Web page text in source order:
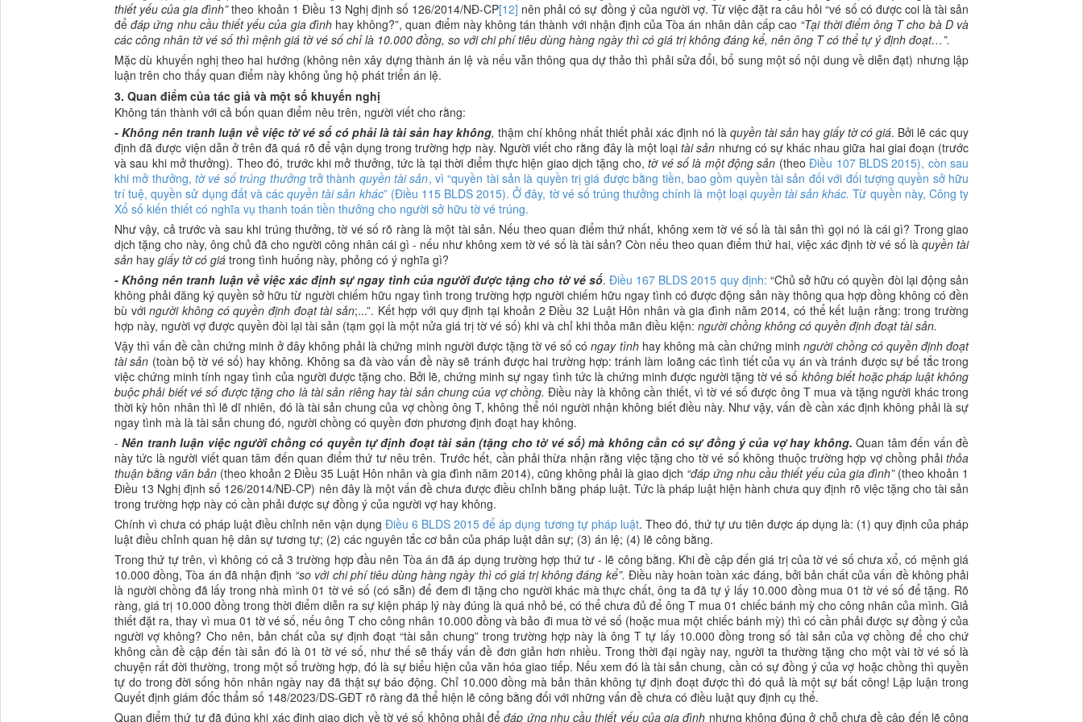
thiết yếu của gia đình”theo khoản 1 Điều 13 Nghị định số 126/2014/NĐ-CP[12] nên phải có sự đồng ý của người vợ. Từ việc đặt ra câu hỏi “vé số có được coi là tài sản
đểđáp ứng nhu cầu thiết yếu của gia đìnhhay không?”, quan điểm này không tán thành với nhận định của Tòa án nhân dân cấp cao “Tại thời điểm ông T cho bà D và
các công nhân tờ vé số thì mệnh giá tờ vé số chỉ là 10.000 đồng, so với chi phí tiêu dùng hàng ngày thì có giá trị không đáng kể, nên ông T có thể tự ý định đoạt…”.
Mặc dù khuyến nghị theo hai hướng (không nên xây dựng thành án lệ và nếu vẫn thông qua dự thảo thì phải sửa đổi, bổ sung một số nội dung về diễn đạt) nhưng lập
luận trên cho thấy quan điểm này không ủng hộ phát triển án lệ.
3. Quan điểm của tác giả và một số khuyến nghị
Không tán thành với cả bốn quan điểm nêu trên, người viết cho rằng:
- Không nên tranh luận về việc tờ vé số có phải là tài sản hay không, thậm chí không nhất thiết phải xác định nó là quyền tài sản hay giấy tờ có giá. Bởi lẽ các quy
định đã được viện dẫn ở trên đã quá rõ để vận dụng trong trường hợp này. Người viết cho rằng đây là một loạitài sản nhưng có sự khác nhau giữa hai giai đoạn (trước
và sau khi mở thưởng). Theo đó, trước khi mở thưởng, tức là tại thời điểm thực hiện giao dịch tặng cho,tờ vé số là một động sản (theoĐiều 107 BLDS 2015), còn sau
khi mở thưởng,tờ vé số trúng thưởngtrở thành quyền tài sản, vì “quyền tài sản là quyền trị giá được bằng tiền, bao gồm quyền tài sản đối với đối tượng quyền sở hữu
trí tuệ, quyền sử dụng đất và cácquyền tài sản khác” (Điều 115 BLDS 2015). Ở đây, tờ vé số trúng thưởng chính là một loại quyền tài sản khác.Từ quyền này, Công ty
Xổ số kiến thiết có nghĩa vụ thanh toán tiền thưởng cho người sở hữu tờ vé trúng.
Như vậy, cả trước và sau khi trúng thưởng, tờ vé số rõ ràng là một tài sản. Nếu theo quan điểm thứ nhất, không xem tờ vé số là tài sản thì gọi nó là cái gì? Trong giao
dịch tặng cho này, ông chủ đã cho người công nhân cái gì - nếu như không xem tờ vé số là tài sản? Còn nếu theo quan điểm thứ hai, việc xác định tờ vé số là quyền tài
sản hay giấy tờ có giá trong tình huống này, phỏng có ý nghĩa gì?
- Không nên tranh luận về việc xác định sự ngay tình của người được tặng cho tờ vé số. Điều 167 BLDS 2015 quy định: “Chủ sở hữu có quyền đòi lại động sản
không phải đăng ký quyền sở hữu từ người chiếm hữu ngay tình trong trường hợp người chiếm hữu ngay tình có được động sản này thông qua hợp đồng không có đền
bù vớingười không có quyền định đoạt tài sản;...”. Kết hợp với quy định tại khoản 2 Điều 32 Luật Hôn nhân và gia đình năm 2014, có thể kết luận rằng: trong trường
hợp này, người vợ được quyền đòi lại tài sản (tạm gọi là một nửa giá trị tờ vé số) khi và chỉ khi thỏa mãn điều kiện: người chồng không có quyền định đoạt tài sản.
Vậy thì vấn đề cần chứng minh ở đây không phải là chứng minh người được tặng tờ vé số cóngay tình hay không mà cần chứng minhngười chồng có quyền định đoạt
tài sản (toàn bộ tờ vé số) hay không. Không sa đà vào vấn đề này sẽ tránh được hai trường hợp: tránh làm loãng các tình tiết của vụ án và tránh được sự bế tắc trong
việc chứng minh tính ngay tình của người được tặng cho. Bởi lẽ, chứng minh sự ngay tình tức là chứng minh được người tặng tờ vé số không biết hoặc pháp luật không
buộc phải biết vé số được tặng cho là tài sản riêng hay tài sản chung của vợ chồng. Điều này là không cần thiết, vì tờ vé số được ông T mua và tặng người khác trong
thời kỳ hôn nhân thì lẽ dĩ nhiên, đó là tài sản chung của vợ chồng ông T, không thể nói người nhận không biết điều này. Như vậy, vấn đề cần xác định không phải là sự
ngay tình mà là tài sản chung đó, người chồng có quyền đơn phương định đoạt hay không.
- Nên tranh luận việcngười chồng có quyền tự định đoạt tài sản (tặng cho tờ vé số) mà không cần có sự đồng ý của vợ hay không. Quan tâm đến vấn đề
này tức là người viết quan tâm đến quan điểm thứ tư nêu trên. Trước hết, cần phải thừa nhận rằng việc tặng cho tờ vé số không thuộc trường hợp vợ chồng phải thỏa
thuận bằng văn bản (theo khoản 2 Điều 35 Luật Hôn nhân và gia đình năm 2014), cũng không phải là giao dịch “đáp ứng nhu cầu thiết yếu của gia đình”(theo khoản 1
Điều 13 Nghị định số 126/2014/NĐ-CP) nên đây là một vấn đề chưa được điều chỉnh bằng pháp luật. Tức là pháp luật hiện hành chưa quy định rõ việc tặng cho tài sản
trong trường hợp này có cần phải được sự đồng ý của người vợ hay không.
Chính vì chưa có pháp luật điều chỉnh nên vận dụngĐiều 6 BLDS 2015 để áp dụng tương tự pháp luật. Theo đó, thứ tự ưu tiên được áp dụng là: (1) quy định của pháp
luật điều chỉnh quan hệ dân sự tương tự; (2) các nguyên tắc cơ bản của pháp luật dân sự; (3) án lệ; (4) lẽ công bằng.
Trong thứ tự trên, vì không có cả 3 trường hợp đầu nên Tòa án đã áp dụng trường hợp thứ tư - lẽ công bằng. Khi đề cập đến giá trị của tờ vé số chưa xổ, có mệnh giá
10.000 đồng, Tòa án đã nhận định “so với chi phí tiêu dùng hàng ngày thì có giá trị không đáng kể”. Điều này hoàn toàn xác đáng, bởi bản chất của vấn đề không phải
là người chồng đã lấy trong nhà mình 01 tờ vé số (có sẵn) để đem đi tặng cho người khác mà thực chất, ông ta đã tự ý lấy 10.000 đồng mua 01 tờ vé số để tặng. Rõ
ràng, giá trị 10.000 đồng trong thời điểm diễn ra sự kiện pháp lý này đúng là quá nhỏ bé, có thể chưa đủ để ông T mua 01 chiếc bánh mỳ cho công nhân của mình. Giả
thiết đặt ra, thay vì mua 01 tờ vé số, nếu ông T cho công nhân 10.000 đồng và bảo đi mua tờ vé số (hoặc mua một chiếc bánh mỳ) thì có cần phải được sự đồng ý của
người vợ không? Cho nên, bản chất của sự định đoạt “tài sản chung” trong trường hợp này là ông T tự lấy 10.000 đồng trong số tài sản của vợ chồng để cho chứ
không cần đề cập đến tài sản đó là 01 tờ vé số, như thế sẽ thấy vấn đề đơn giản hơn nhiều. Trong thời đại ngày nay, người ta thường tặng cho một vài tờ vé số là
chuyện rất đời thường, trong một số trường hợp, đó là sự biểu hiện của văn hóa giao tiếp. Nếu xem đó là tài sản chung, cần có sự đồng ý của vợ hoặc chồng thì quyền
tự do trong đời sống hôn nhân ngày nay đã thật sự báo động. Chỉ 10.000 đồng mà bản thân không tự định đoạt được thì đó quả là một sự bất công! Lập luận trong
Quyết định giám đốc thẩm số 148/2023/DS-GĐT rõ ràng đã thể hiện lẽ công bằng đối với những vấn đề chưa có điều luật quy định cụ thể.
Quan điểm thứ tư đã đúng khi xác định giao dịch về tờ vé số không phải đểđáp ứng nhu cầu thiết yếu của gia đình nhưng không đúng ở chỗ chưa đề cập đến lẽ công